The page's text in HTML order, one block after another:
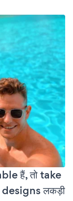
हैं, तो take
designs लकड़ी